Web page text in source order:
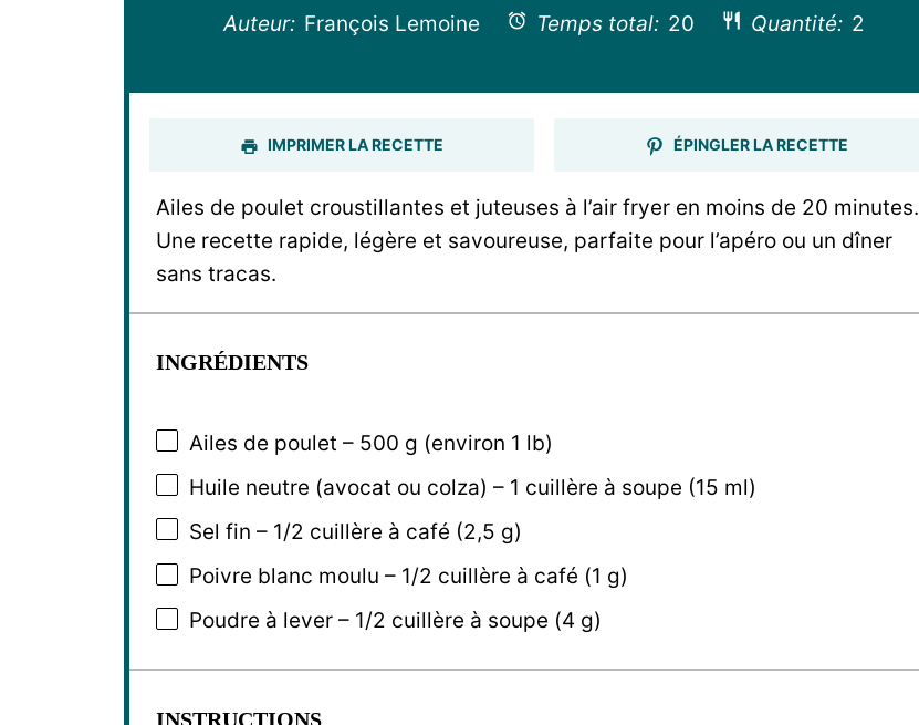
Auteur: François Lemoine Temps total: 20 Quantité: 2
IMPRIMER LA RECETTE ÉPINGLER LA RECETTE
Ailes de poulet croustillantes et juteuses à l’air fryer en moins de 20 minutes.
Une recette rapide, légère et savoureuse, parfaite pour l’apéro ou un dîner
sans tracas.
INGRÉDIENTS
Ailes de poulet – 500 g (environ 1 lb)
Huile neutre (avocat ou colza) – 1 cuillère à soupe (15 ml)
Sel fin – 1/2 cuillère à café (2,5 g)
Poivre blanc moulu – 1/2 cuillère à café (1 g)
Poudre à lever – 1/2 cuillère à soupe (4 g)
INSTRUCTIONS